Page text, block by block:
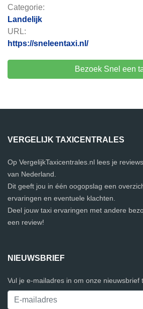
Categorie:
Landelijk
URL:
https://sneleentaxi.nl/
Bezoek Snel een
VERGELIJK TAXICENTRALES
Op VergelijkTaxicentrales.nl lees je
van Nederland.
Dit geeft jou in één oogopslag een
ervaringen en eventuele klachten.
Deel jouw taxi ervaringen met andere
een review!
NIEUWSBRIEF
Vul je e-mailadres in om onze nieuwsbrief